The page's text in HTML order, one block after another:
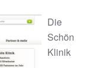
Die
Schön
Klinik